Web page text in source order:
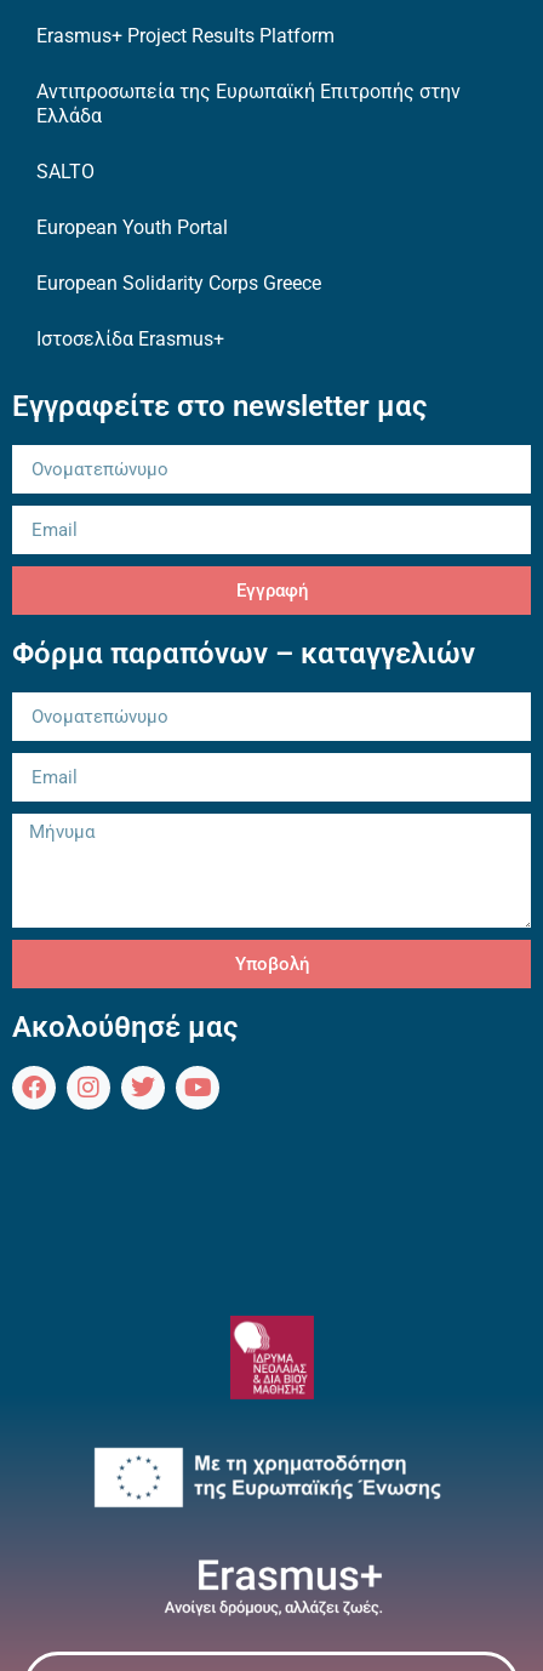
Erasmus+ Project Results Platform
Αντιπροσωπεία της Ευρωπαϊκή Επιτροπής στην
Ελλάδα
SALTO
European Youth Portal
European Solidarity Corps Greece
Ιστοσελίδα Erasmus+
Εγγραφείτε στο newsletter μας
Εγγραφή
Φόρμα παραπόνων – καταγγελιών
Υποβολή
Ακολούθησέ μας